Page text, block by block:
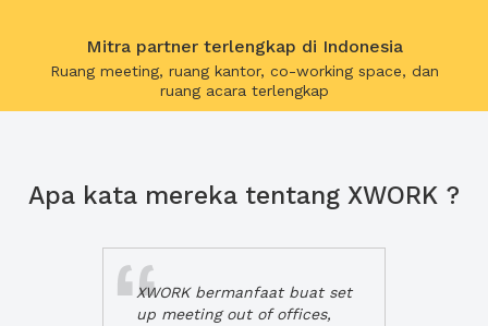
Mitra partner terlengkap di Indonesia
Ruang meeting, ruang kantor, co-working space, dan
ruang acara terlengkap
Apa kata mereka tentang XWORK ?
XWORK bermanfaat buat set
up meeting out of offices,